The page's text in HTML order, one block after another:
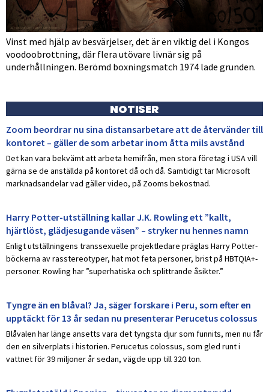
Vinst med hjälp av besvärjelser, det är en viktig del i Kongos
voodoobrottning, där flera utövare livnär sig på
underhållningen. Berömd boxningsmatch 1974 lade grunden.
NOTISER
Zoom beordrar nu sina distansarbetare att de återvänder till
kontoret – gäller de som arbetar inom åtta mils avstånd
Det kan vara bekvämt att arbeta hemifrån, men stora företag i USA vill
gärna se de anställda på kontoret då och då. Samtidigt tar Microsoft
marknadsandelar vad gäller video, på Zooms bekostnad.
Harry Potter-utställning kallar J.K. Rowling ett ”kallt,
hjärtlöst, glädjesugande väsen” – stryker nu hennes namn
Enligt utställningens transsexuelle projektledare präglas Harry Potter-
böckerna av rasstereotyper, hat mot feta personer, brist på HBTQIA+-
personer. Rowling har ”superhatiska och splittrande åsikter.”
Tyngre än en blåval? Ja, säger forskare i Peru, som efter en
upptäckt för 13 år sedan nu presenterar Perucetus colossus
Blåvalen har länge ansetts vara det tyngsta djur som funnits, men nu får
den en silverplats i historien. Perucetus colossus, som gled runt i
vattnet för 39 miljoner år sedan, vägde upp till 320 ton.